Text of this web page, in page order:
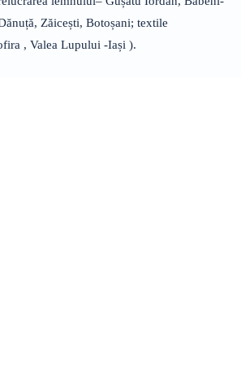
Zăicești, Botoșani; textile
, Valea Lupului -Iași ).